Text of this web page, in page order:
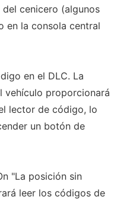
cenicero (algunos
en la consola central
en el DLC. La
vehículo proporcionará
lector de código, lo
un botón de
"La posición sin
leer los códigos de